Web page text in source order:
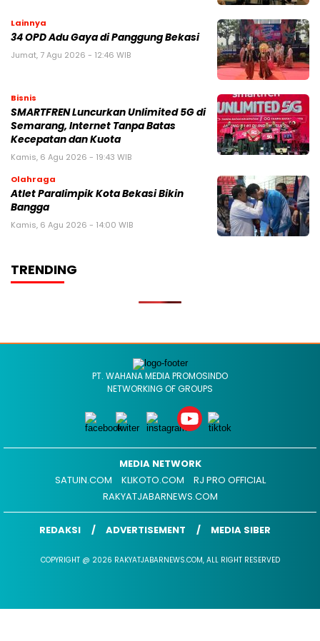
Lainnya
34 OPD Adu Gaya di Panggung Bekasi
Jumat, 7 Agu 2026 - 12:46 WIB
Bisnis
SMARTFREN Luncurkan Unlimited 5G di
Semarang, Internet Tanpa Batas
Kecepatan dan Kuota
Kamis, 6 Agu 2026 - 19:43 WIB
Olahraga
Atlet Paralimpik Kota Bekasi Bikin
Bangga
Kamis, 6 Agu 2026 - 14:00 WIB
TRENDING
PT. WAHANA MEDIA PROMOSINDO
NETWORKING OF GROUPS
MEDIA NETWORK
SATUIN.COM
KLIKOTO.COM
RJ PRO OFFICIAL
RAKYATJABARNEWS.COM
REDAKSI ADVERTISEMENT MEDIA SIBER
COPYRIGHT @ 2026 RAKYATJABARNEWS.COM, ALL RIGHT RESERVED